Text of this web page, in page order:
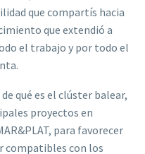
que compartís hacia
que extendió a
el trabajo y por todo el
qué es el clúster balear,
proyectos en
para favorecer
compatibles con los